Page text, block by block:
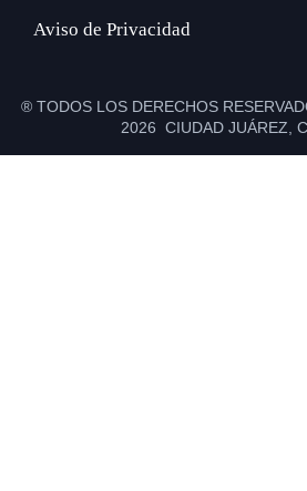
Aviso de Privacidad
® TODOS LOS DERECHOS
2026 CIUDAD JUÁREZ,